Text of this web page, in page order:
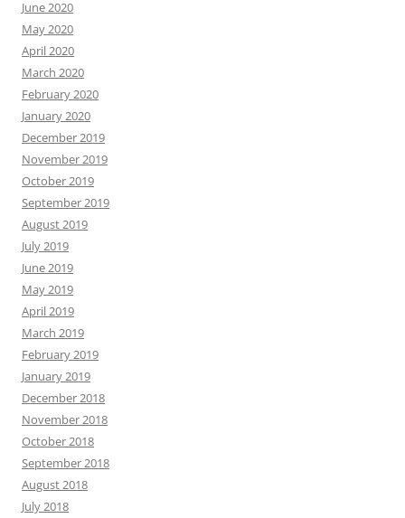
June 2020
May 2020
April 2020
March 2020
February 2020
January 2020
December 2019
November 2019
October 2019
September 2019
August 2019
July 2019
June 2019
May 2019
April 2019
March 2019
February 2019
January 2019
December 2018
November 2018
October 2018
September 2018
August 2018
July 2018